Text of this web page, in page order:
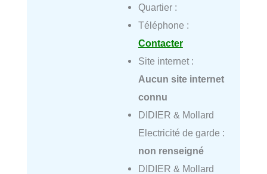
Quartier :
Téléphone :
Contacter
Site internet :
Aucun site internet
connu
DIDIER & Mollard
Electricité de garde :
non renseigné
DIDIER & Mollard